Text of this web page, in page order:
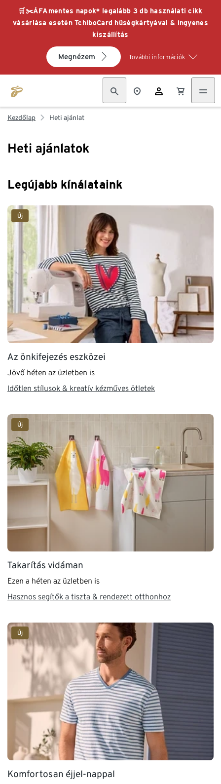
🛒✂️ÁFAmentes napok* legalább 3 db használati cikk
vásárlása esetén TchiboCard hűségkártyával & ingyenes
kiszállítás
Megnézem További információk
Kezdőlap Heti ajánlat
Heti ajánlatok
Legújabb kínálataink
Új
Az önkifejezés eszközei
Jövő héten az üzletben is
Időtlen stílusok & kreatív kézműves ötletek
Új
Takarítás vidáman
Ezen a héten az üzletben is
Hasznos segítők a tiszta & rendezett otthonhoz
Új
Komfortosan éjjel-nappal